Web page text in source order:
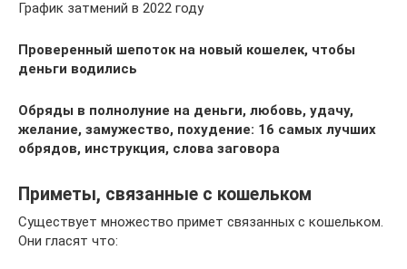
График затмений в 2022 году
Проверенный шепоток на новый кошелек, чтобы
деньги водились
Обряды в полнолуние на деньги, любовь, удачу,
желание, замужество, похудение: 16 самых лучших
обрядов, инструкция, слова заговора
Приметы, связанные с кошельком
Существует множество примет связанных с кошельком.
Они гласят что: